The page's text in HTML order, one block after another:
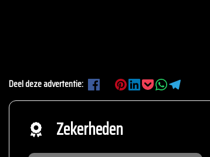
Deel deze advertentie:
Zekerheden